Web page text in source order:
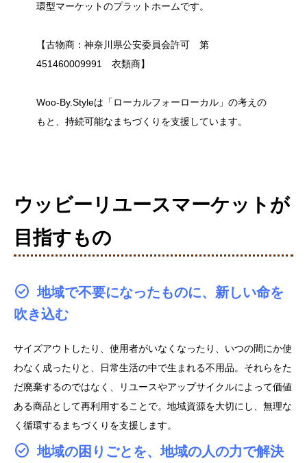
環型マーケットのプラットホームです。
【古物商：神奈川県公安委員会許可 第
451460009991 衣類商】
Woo-By.Styleは「ローカルフォーローカル」の考えの
もと、持続可能なまちづくりを支援しています。
ウッビーリユースマーケットが
目指すもの
地域で不要になったものに、新しい命を
吹き込む
サイズアウトしたり、使用者がいなくなったり、いつの間にか使
わなく成ったりと、日常生活の中で生まれる不用品。それらをた
だ廃棄するのではなく、リユースやアップサイクルによって価値
ある商品として再利用することで。地域資源を大切にし、無理な
く循環するまちづくりを支援します。
地域の困りごとを、地域の人の力で解決